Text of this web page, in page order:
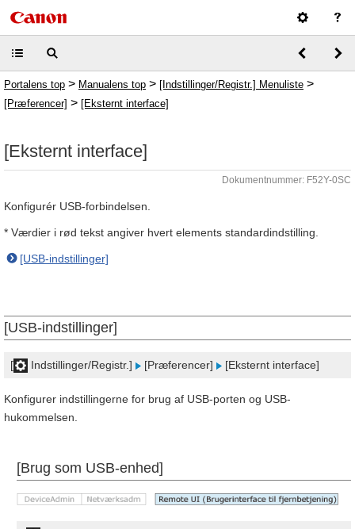
Portalens top > Manualens top > [Indstillinger/Registr.] Menuliste >
[Præferencer] > [Eksternt interface]
[Eksternt interface]
Dokumentnummer: F52Y-0SC
Konfigurér USB-forbindelsen.
* Værdier i rød tekst angiver hvert elements standardindstilling.
[USB-indstillinger]
[USB-indstillinger]
[ Indstillinger/Registr.] [Præferencer] [Eksternt interface]
Konfigurer indstillingerne for brug af USB-porten og USB-
hukommelsen.
[Brug som USB-enhed]